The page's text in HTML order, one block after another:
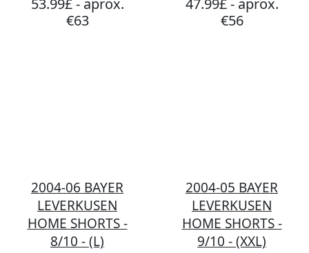
53.99£ - aprox.
€63
47.99£ - aprox.
€56
2004-06 BAYER
LEVERKUSEN
HOME SHORTS -
8/10 - (L)
2004-05 BAYER
LEVERKUSEN
HOME SHORTS -
9/10 - (XXL)